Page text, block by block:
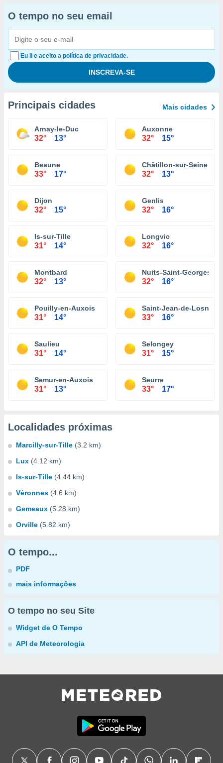
O tempo no seu email
Eu li e aceito a política de privacidade.
Principais cidades Mais cidades
Arnay-le-Duc
32° 13°
Auxonne
32° 15°
Beaune
33° 17°
Châtillon-sur-Seine
32° 13°
Dijon
32° 15°
Genlis
32° 16°
Is-sur-Tille
31° 14°
Longvic
32° 16°
Montbard
32° 13°
Nuits-Saint-Georges
32° 16°
Pouilly-en-Auxois
31° 14°
Saint-Jean-de-Losne
33° 16°
Saulieu
31° 14°
Selongey
31° 15°
Semur-en-Auxois
31° 13°
Seurre
33° 17°
Localidades próximas
Marcilly-sur-Tille (3.2 km)
Lux (4.12 km)
Is-sur-Tille (4.44 km)
Véronnes (4.6 km)
Gemeaux (5.28 km)
Orville (5.82 km)
O tempo...
PDF
mais informações
O tempo no seu Site
Widget de O Tempo
API de Meteorologia